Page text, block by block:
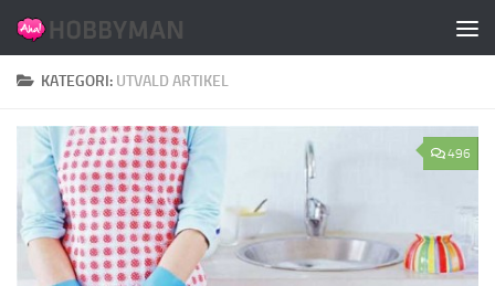
Hoppa till innehåll
KATEGORI: UTVALD ARTIKEL
496